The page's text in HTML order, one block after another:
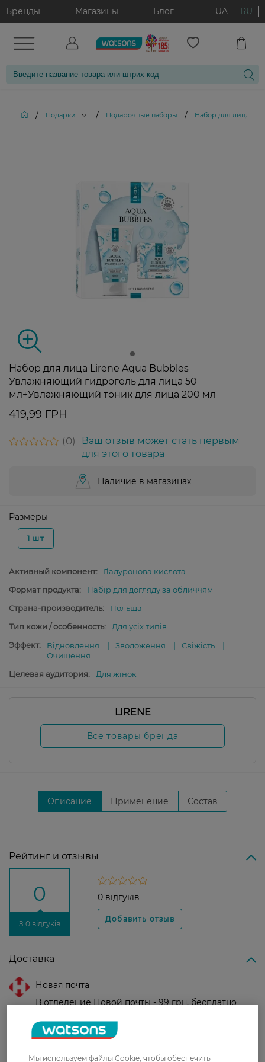
Бренды Магазины Блог UA RU
/ Подарки / Подарочные наборы / Набор для лица
Набор для лица Lirene Aqua Bubbles
Увлажняющий гидрогель для лица 50
мл+Увлажняющий тоник для лица 200 мл
419,99 ГРН
0
Ваш отзыв может стать первым
для этого товара
Наличие в магазинах
Размеры
1 шт
Активный компонент:
Гіалуронова кислота
Формат продукта:
Набір для догляду за обличчям
Страна-производитель:
Польща
Тип кожи / особенность:
Для усіх типів
Эффект:
Відновлення Зволоження
Свіжість
Очищення
Целевая аудитория:
Для жінок
LIRENE
Все товары бренда
Описание Применение Состав
Рейтинг и отзывы
0
З 0 відгуків
0 відгуків
Доставка
Новая почта
В отделение Новой почты - 99 грн, бесплатно
Укрпочта
Стоимость доставки – 79 грн, бесплатная
Мы используем файлы Cookie, чтобы обеспечить